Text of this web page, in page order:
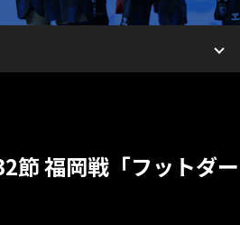
福岡戦「フットダー